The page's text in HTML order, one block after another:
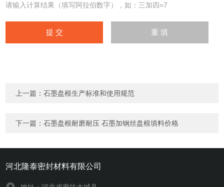
请输入计算结果（填写阿拉伯数字），如：三加四=7
上一篇：石墨盘根生产标准和使用规范
下一篇：石墨盘根耐磨耐压 石墨加钢丝盘根填料价格
河北隆泰密封材料有限公司